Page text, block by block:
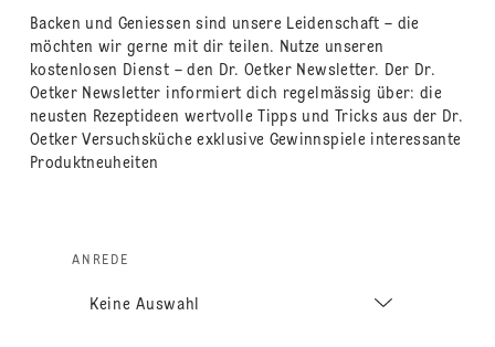
Backen und Geniessen sind unsere Leidenschaft – die
möchten wir gerne mit dir teilen. Nutze unseren
kostenlosen Dienst – den Dr. Oetker Newsletter. Der Dr.
Oetker Newsletter informiert dich regelmässig über: die
neusten Rezeptideen wertvolle Tipps und Tricks aus der Dr.
Oetker Versuchsküche exklusive Gewinnspiele interessante
Produktneuheiten
ANREDE